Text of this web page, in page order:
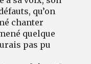
qu’on
chanter
quelque
pas pu